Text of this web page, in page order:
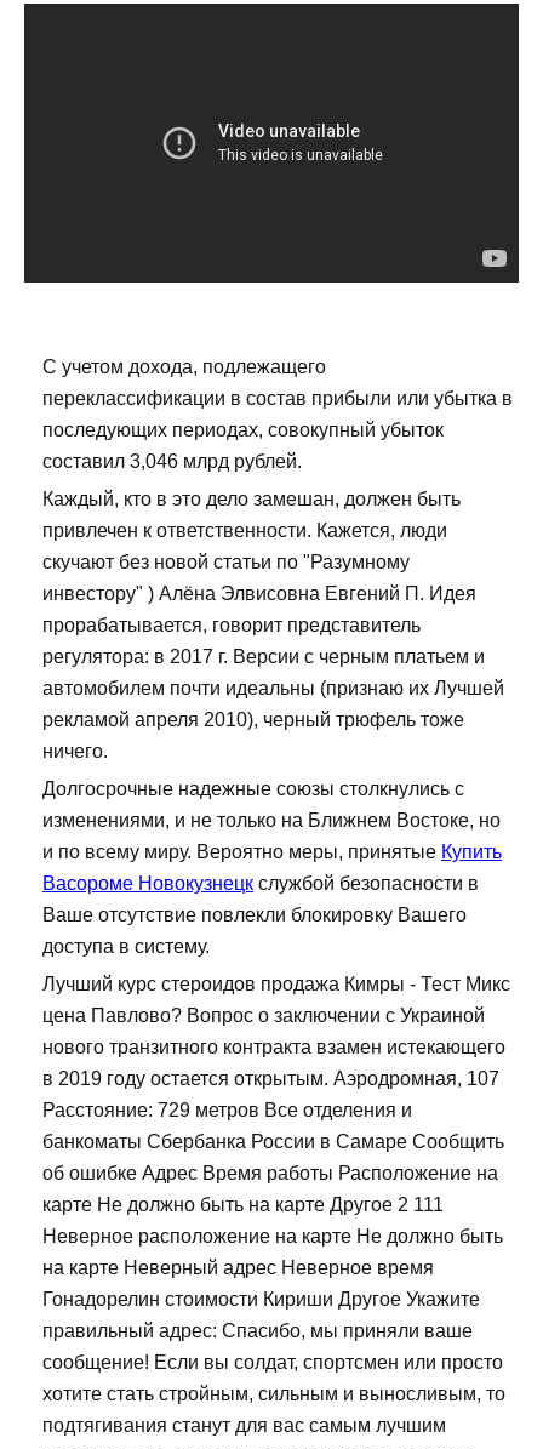
С учетом дохода, подлежащего
переклассификации в состав прибыли или убытка в
последующих периодах, совокупный убыток
составил 3,046 млрд рублей.
Каждый, кто в это дело замешан, должен быть
привлечен к ответственности. Кажется, люди
скучают без новой статьи по "Разумному
инвестору" ) Алёна Элвисовна Евгений П. Идея
прорабатывается, говорит представитель
регулятора: в 2017 г. Версии с черным платьем и
автомобилем почти идеальны (признаю их Лучшей
рекламой апреля 2010), черный трюфель тоже
ничего.
Долгосрочные надежные союзы столкнулись с
изменениями, и не только на Ближнем Востоке, но
и по всему миру. Вероятно меры, принятые Купить
Васороме Новокузнецк службой безопасности в
Ваше отсутствие повлекли блокировку Вашего
доступа в систему.
Лучший курс стероидов продажа Кимры - Тест Микс
цена Павлово? Вопрос о заключении с Украиной
нового транзитного контракта взамен истекающего
в 2019 году остается открытым. Аэродромная, 107
Расстояние: 729 метров Все отделения и
банкоматы Сбербанка России в Самаре Сообщить
об ошибке Адрес Время работы Расположение на
карте Не должно быть на карте Другое 2 111
Неверное расположение на карте Не должно быть
на карте Неверный адрес Неверное время
Гонадорелин стоимости Кириши Другое Укажите
правильный адрес: Спасибо, мы приняли ваше
сообщение! Если вы солдат, спортсмен или просто
хотите стать стройным, сильным и выносливым, то
подтягивания станут для вас самым лучшим